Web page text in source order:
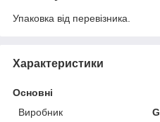
Упаковка від перевізника.
Характеристики
Основні
Виробник